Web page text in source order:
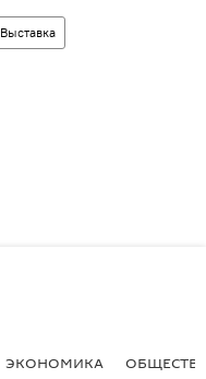
Выставка
ЭКОНОМИКА